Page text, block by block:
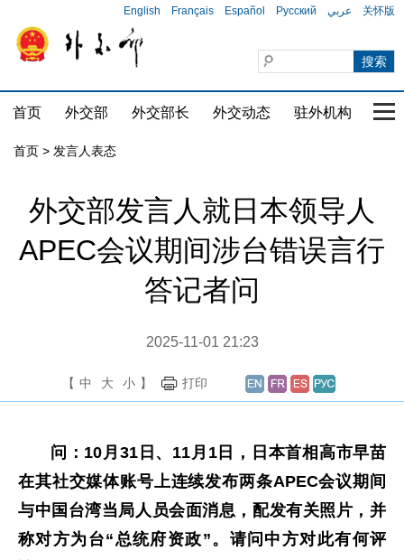
English Français Español Русский عربي 关怀版
首页 外交部 外交部长 外交动态 驻外机构 国
首页 > 发言人表态
外交部发言人就日本领导人
APEC会议期间涉台错误言行
答记者问
2025-11-01 21:23
【 中 大 小 】 打印
问：10月31日、11月1日，日本首相高市早苗
在其社交媒体账号上连续发布两条APEC会议期间
与中国台湾当局人员会面消息，配发有关照片，并
称对方为台“总统府资政”。请问中方对此有何评